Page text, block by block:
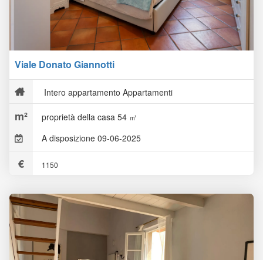
Viale Donato Giannotti
Intero appartamento Appartamenti
proprietà della casa 54 ㎡
A disposizione 09-06-2025
1150